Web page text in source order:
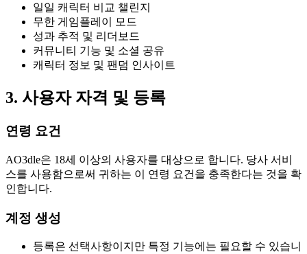
일일 캐릭터 비교 챌린지
무한 게임플레이 모드
성과 추적 및 리더보드
커뮤니티 기능 및 소셜 공유
캐릭터 정보 및 팬덤 인사이트
3. 사용자 자격 및 등록
연령 요건
AO3dle은 18세 이상의 사용자를 대상으로 합니다. 당사 서비
스를 사용함으로써 귀하는 이 연령 요건을 충족한다는 것을 확
인합니다.
계정 생성
등록은 선택사항이지만 특정 기능에는 필요할 수 있습니